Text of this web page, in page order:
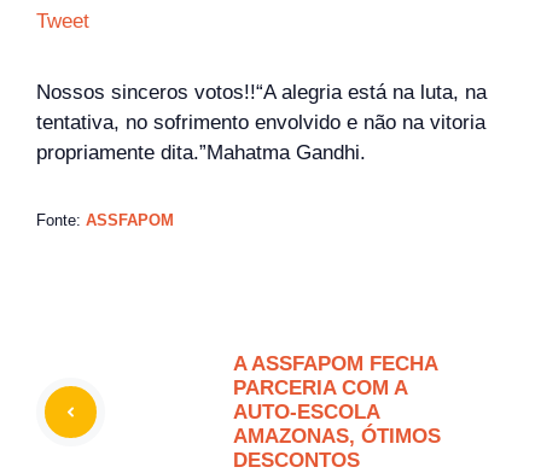
Tweet
Nossos sinceros votos!!“A alegria está na luta, na
tentativa, no sofrimento envolvido e não na vitoria
propriamente dita.”Mahatma Gandhi.
Fonte: ASSFAPOM
A ASSFAPOM FECHA
PARCERIA COM A
AUTO-ESCOLA
AMAZONAS, ÓTIMOS
DESCONTOS